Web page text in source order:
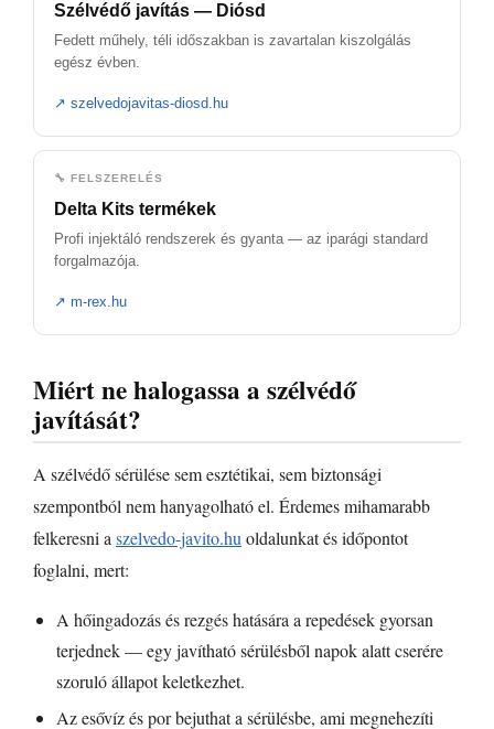
Szélvédő javítás — Diósd
Fedett műhely, téli időszakban is zavartalan kiszolgálás
egész évben.
↗ szelvedojavitas-diosd.hu
🔧 FELSZERELÉS
Delta Kits termékek
Profi injektáló rendszerek és gyanta — az iparági standard
forgalmazója.
↗ m-rex.hu
Miért ne halogassa a szélvédő
javítását?
A szélvédő sérülése sem esztétikai, sem biztonsági
szempontból nem hanyagolható el. Érdemes mihamarabb
felkeresni a szelvedo-javito.hu oldalunkat és időpontot
foglalni, mert:
A hőingadozás és rezgés hatására a repedések gyorsan
terjednek — egy javítható sérülésből napok alatt cserére
szoruló állapot keletkezhet.
Az esővíz és por bejuthat a sérülésbe, ami megnehezíti